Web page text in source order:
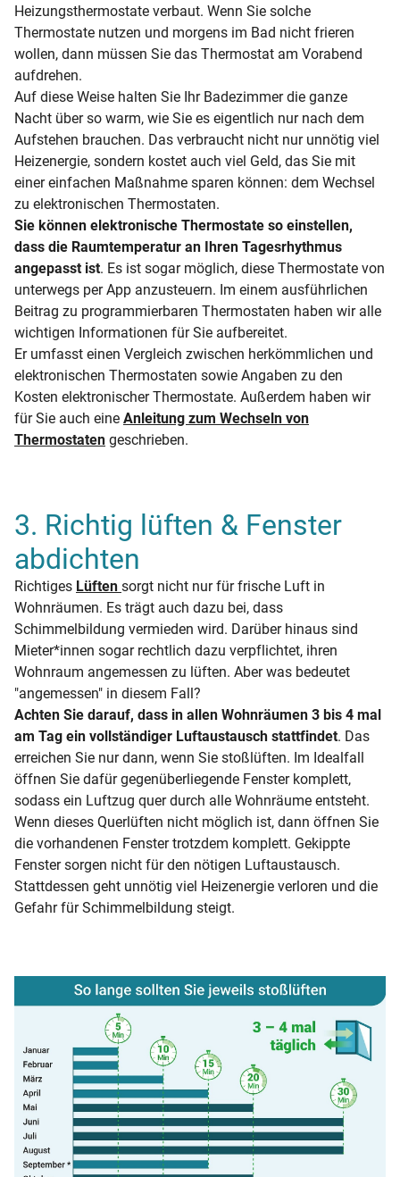
Heizungsthermostate verbaut. Wenn Sie solche
Thermostate nutzen und morgens im Bad nicht frieren
wollen, dann müssen Sie das Thermostat am Vorabend
aufdrehen.
Auf diese Weise halten Sie Ihr Badezimmer die ganze
Nacht über so warm, wie Sie es eigentlich nur nach dem
Aufstehen brauchen. Das verbraucht nicht nur unnötig viel
Heizenergie, sondern kostet auch viel Geld, das Sie mit
einer einfachen Maßnahme sparen können: dem Wechsel
zu elektronischen Thermostaten.
Sie können elektronische Thermostate so einstellen,
dass die Raumtemperatur an Ihren Tagesrhythmus
angepasst ist. Es ist sogar möglich, diese Thermostate von
unterwegs per App anzusteuern. Im einem ausführlichen
Beitrag zu programmierbaren Thermostaten haben wir alle
wichtigen Informationen für Sie aufbereitet.
Er umfasst einen Vergleich zwischen herkömmlichen und
elektronischen Thermostaten sowie Angaben zu den
Kosten elektronischer Thermostate. Außerdem haben wir
für Sie auch eine Anleitung zum Wechseln von
Thermostaten geschrieben.
3. Richtig lüften & Fenster
abdichten
Richtiges Lüften sorgt nicht nur für frische Luft in
Wohnräumen. Es trägt auch dazu bei, dass
Schimmelbildung vermieden wird. Darüber hinaus sind
Mieter*innen sogar rechtlich dazu verpflichtet, ihren
Wohnraum angemessen zu lüften. Aber was bedeutet
"angemessen" in diesem Fall?
Achten Sie darauf, dass in allen Wohnräumen 3 bis 4 mal
am Tag ein vollständiger Luftaustausch stattfindet. Das
erreichen Sie nur dann, wenn Sie stoßlüften. Im Idealfall
öffnen Sie dafür gegenüberliegende Fenster komplett,
sodass ein Luftzug quer durch alle Wohnräume entsteht.
Wenn dieses Querlüften nicht möglich ist, dann öffnen Sie
die vorhandenen Fenster trotzdem komplett. Gekippte
Fenster sorgen nicht für den nötigen Luftaustausch.
Stattdessen geht unnötig viel Heizenergie verloren und die
Gefahr für Schimmelbildung steigt.